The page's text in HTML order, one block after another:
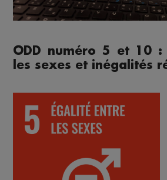
ODD numéro 5 et 10 :
les sexes et inégalités